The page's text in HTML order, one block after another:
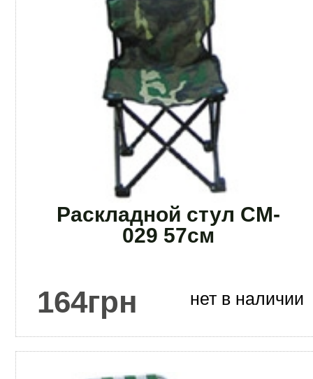
Раскладной стул CM-
029 57см
164грн нет в наличии